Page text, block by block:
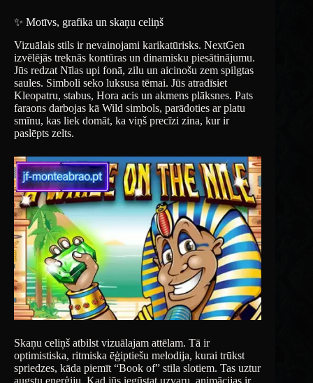
✨ Motīvs, grafika un skaņu celiņš
Vizuālais stils ir nevainojami karikatūrisks. NextGen
izvēlējās treknās kontūras un dinamisku piesātinājumu.
Jūs redzat Nīlas upi fonā, zilu un aicinošu zem spilgtas
saules. Simboli seko luksusa tēmai. Jūs atradīsiet
Kleopatru, stabus, Hora acis un akmens plāksnes. Pats
faraons darbojas kā Wild simbols, parādoties ar platu
smīnu, kas liek domāt, ka viņš precīzi zina, kur ir
paslēpts zelts.
Skaņu celiņš atbilst vizuālajam attēlam. Tā ir
optimistiska, ritmiska ēģiptiešu melodija, kurai trūkst
spriedzes, kāda piemīt “Book of” stila slotiem. Tas uztur
augstu enerģiju. Kad jūs iegūstat uzvaru, animācijas ir